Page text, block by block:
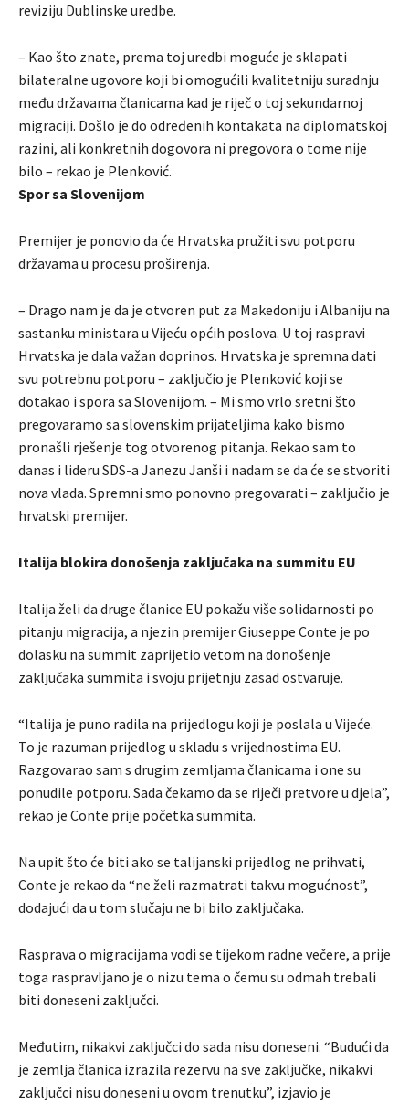
reviziju Dublinske uredbe.
– Kao što znate, prema toj uredbi moguće je sklapati
bilateralne ugovore koji bi omogućili kvalitetniju suradnju
među državama članicama kad je riječ o toj sekundarnoj
migraciji. Došlo je do određenih kontakata na diplomatskoj
razini, ali konkretnih dogovora ni pregovora o tome nije
bilo – rekao je Plenković.
Spor sa Slovenijom
Premijer je ponovio da će Hrvatska pružiti svu potporu
državama u procesu proširenja.
– Drago nam je da je otvoren put za Makedoniju i Albaniju na
sastanku ministara u Vijeću općih poslova. U toj raspravi
Hrvatska je dala važan doprinos. Hrvatska je spremna dati
svu potrebnu potporu – zaključio je Plenković koji se
dotakao i spora sa Slovenijom. – Mi smo vrlo sretni što
pregovaramo sa slovenskim prijateljima kako bismo
pronašli rješenje tog otvorenog pitanja. Rekao sam to
danas i lideru SDS-a Janezu Janši i nadam se da će se stvoriti
nova vlada. Spremni smo ponovno pregovarati – zaključio je
hrvatski premijer.
Italija blokira donošenja zaključaka na summitu EU
Italija želi da druge članice EU pokažu više solidarnosti po
pitanju migracija, a njezin premijer Giuseppe Conte je po
dolasku na summit zaprijetio vetom na donošenje
zaključaka summita i svoju prijetnju zasad ostvaruje.
“Italija je puno radila na prijedlogu koji je poslala u Vijeće.
To je razuman prijedlog u skladu s vrijednostima EU.
Razgovarao sam s drugim zemljama članicama i one su
ponudile potporu. Sada čekamo da se riječi pretvore u djela”,
rekao je Conte prije početka summita.
Na upit što će biti ako se talijanski prijedlog ne prihvati,
Conte je rekao da “ne želi razmatrati takvu mogućnost”,
dodajući da u tom slučaju ne bi bilo zaključaka.
Rasprava o migracijama vodi se tijekom radne večere, a prije
toga raspravljano je o nizu tema o čemu su odmah trebali
biti doneseni zaključci.
Međutim, nikakvi zaključci do sada nisu doneseni. “Budući da
je zemlja članica izrazila rezervu na sve zaključke, nikakvi
zaključci nisu doneseni u ovom trenutku”, izjavio je